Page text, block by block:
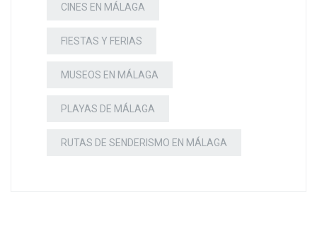
CINES EN MÁLAGA
FIESTAS Y FERIAS
MUSEOS EN MÁLAGA
PLAYAS DE MÁLAGA
RUTAS DE SENDERISMO EN MÁLAGA